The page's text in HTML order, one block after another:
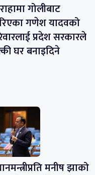
गोलीबाट
गणेश यादवको
प्रदेश सरकारले
घर बनाइदिने
मनीष झाको